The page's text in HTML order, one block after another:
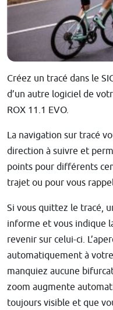
Créez un tracé dans le
d’un autre logiciel de
ROX 11.1 EVO.
La navigation sur tracé
direction à suivre et
points pour différents
trajet ou pour vous
Si vous quittez le tracé,
informe et vous indique
revenir sur celui-ci.
automatiquement à
manquiez aucune
zoom augmente
toujours visible et que